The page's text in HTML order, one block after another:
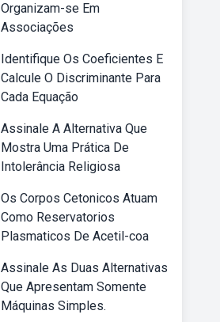
Organizam-se Em
Associações
Identifique Os Coeficientes E
Calcule O Discriminante Para
Cada Equação
Assinale A Alternativa Que
Mostra Uma Prática De
Intolerância Religiosa
Os Corpos Cetonicos Atuam
Como Reservatorios
Plasmaticos De Acetil-coa
Assinale As Duas Alternativas
Que Apresentam Somente
Máquinas Simples.